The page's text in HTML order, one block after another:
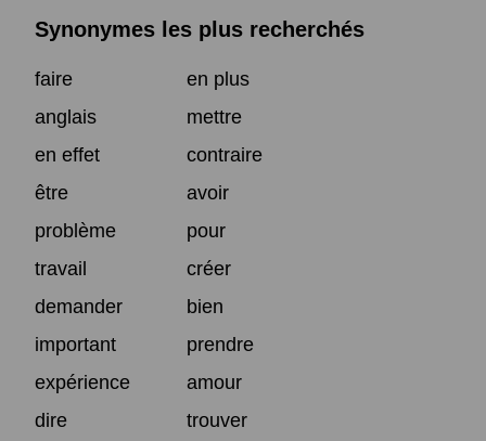
Synonymes les plus recherchés
faire
en plus
anglais
mettre
en effet
contraire
être
avoir
problème
pour
travail
créer
demander
bien
important
prendre
expérience
amour
dire
trouver